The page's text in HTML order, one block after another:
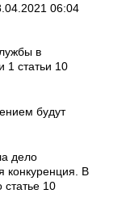
06:04
в
1 статьи 10
будут
дело
конкуренция. В
10